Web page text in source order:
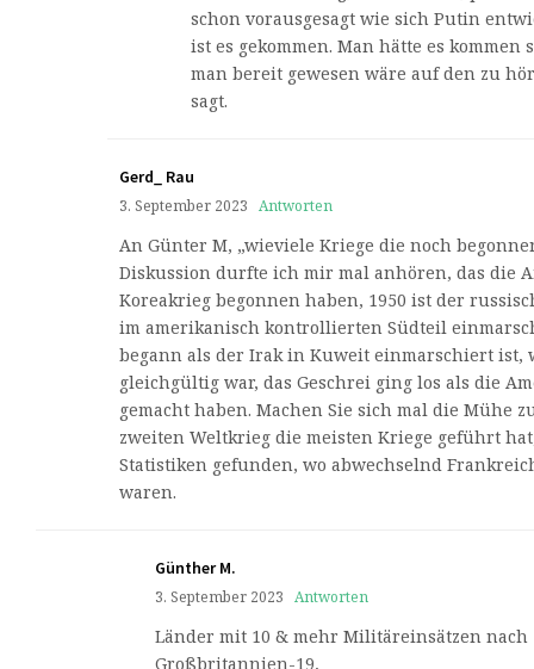
schon vorausgesagt wie sich Putin
ist es gekommen. Man hätte es kommen
man bereit gewesen wäre auf den zu
sagt.
Gerd_ Rau
3. September 2023 Antworten
An Günter M, „wieviele Kriege die noch
Diskussion durfte ich mir mal anhören, das die
Koreakrieg begonnen haben, 1950 ist der
im amerikanisch kontrollierten Südteil
begann als der Irak in Kuweit einmarschiert ist,
gleichgültig war, das Geschrei ging los als die
gemacht haben. Machen Sie sich mal die Mühe
zweiten Weltkrieg die meisten Kriege geführt
Statistiken gefunden, wo abwechselnd
waren.
Günther M.
3. September 2023 Antworten
Länder mit 10 & mehr Militäreinsätzen nach
Großbritannien-19,